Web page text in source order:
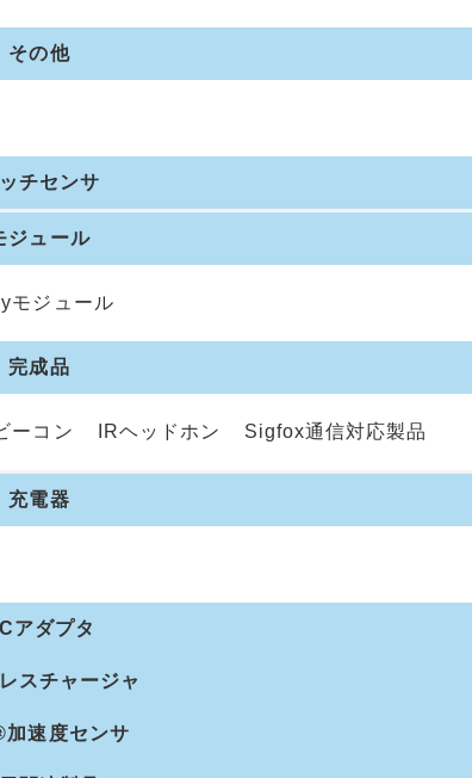
その他
チセンサ
ジュール
モジュール
完成品
ーコン IRヘッドホン Sigfox通信対応製品
充電器
アダプタ
スチャージャ
速度センサ